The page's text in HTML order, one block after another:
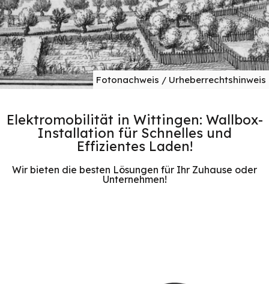
Fotonachweis / Urheberrechtshinweis
Elektromobilität in Wittingen: Wallbox-
Installation für Schnelles und
Effizientes Laden!
Wir bieten die besten Lösungen für Ihr Zuhause oder
Unternehmen!